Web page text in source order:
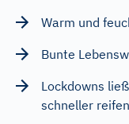
Warm und
Bunte
Lockdowns
schneller reifen